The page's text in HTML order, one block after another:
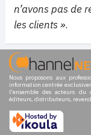
n’avons pas de
les clients ».
Nous proposons aux
information centrée
l'ensemble des acteurs du
éditeurs, distributeurs,